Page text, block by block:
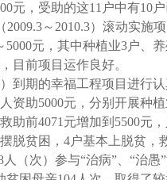
元，受助的这11 户中有10
2009.3～ 2010.3）滚动实施
5000元，其中种植业3户、
目前项目运作良好。
）到期的幸福工程项目进行
资助5000元，分别开展种
助前4071 元增加到 5500元
脱贫困， 4户基本上脱贫，
人（次）参与“治病”、“治